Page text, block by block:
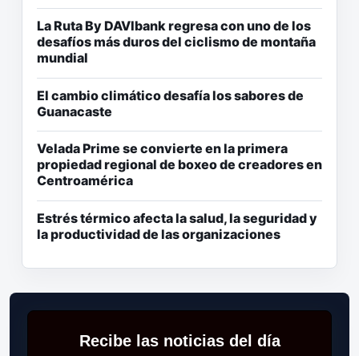
La Ruta By DAVIbank regresa con uno de los
desafíos más duros del ciclismo de montaña
mundial
El cambio climático desafía los sabores de
Guanacaste
Velada Prime se convierte en la primera
propiedad regional de boxeo de creadores en
Centroamérica
Estrés térmico afecta la salud, la seguridad y
la productividad de las organizaciones
Recibe las noticias del día